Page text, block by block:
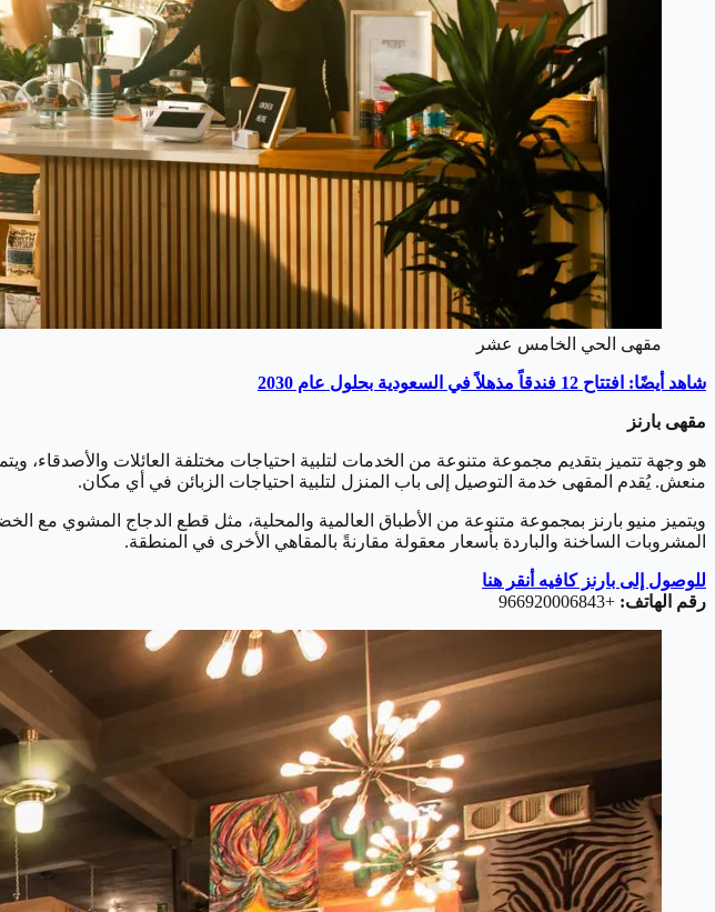
مقهى الحي الخامس عشر
شاهد أيضًا: افتتاح 12 فندقاً مذهلاً في السعودية بحلول عام 2030
مقهى بارنز
هو وجهة تتميز بتقديم مجموعة متنوعة من الخدمات لتلبية احتياجات مختلفة العائلات والأصدقاء،
منعش. يُقدم المقهى خدمة التوصيل إلى باب المنزل لتلبية احتياجات الزبائن في أي مكان.
ويتميز منيو بارنز بمجموعة متنوعة من الأطباق العالمية والمحلية، مثل قطع الدجاج المشوي مع
المشروبات الساخنة والباردة بأسعار معقولة مقارنةً بالمقاهي الأخرى في المنطقة.
للوصول إلى بارنز كافيه أنقر هنا
رقم الهاتف: +966920006843